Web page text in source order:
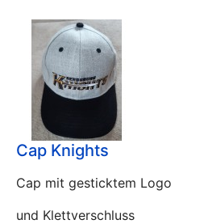
Cap Knights
Cap mit gesticktem Logo
und Klettverschluss